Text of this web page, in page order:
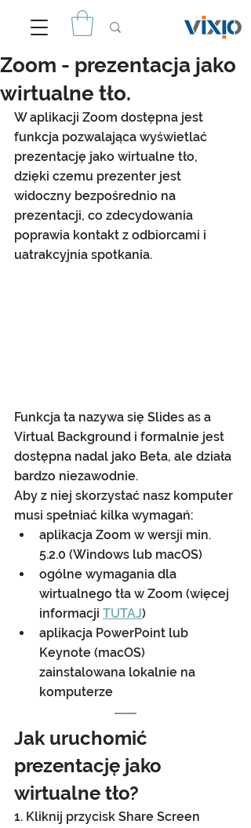
Zoom - prezentacja jako
wirtualne tło.
W aplikacji Zoom dostępna jest
funkcja pozwalająca wyświetlać
prezentację jako wirtualne tło,
dzięki czemu prezenter jest
widoczny bezpośrednio na
prezentacji, co zdecydowania
poprawia kontakt z odbiorcami i
uatrakcyjnia spotkania.
Funkcja ta nazywa się Slides as a
Virtual Background i formalnie jest
dostępna nadal jako Beta, ale działa
bardzo niezawodnie.
Aby z niej skorzystać nasz komputer
musi spełniać kilka wymagań:
aplikacja Zoom w wersji min.
5.2.0 (Windows lub macOS)
ogólne wymagania dla
wirtualnego tła w Zoom (więcej
informacji TUTAJ)
aplikacja PowerPoint lub
Keynote (macOS)
zainstalowana lokalnie na
komputerze
Jak uruchomić
prezentację jako
wirtualne tło?
1. Kliknij przycisk Share Screen